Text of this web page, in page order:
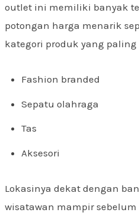
outlet ini memiliki banyak
potongan harga menarik
kategori produk yang
Fashion branded
Sepatu olahraga
Tas
Aksesori
Lokasinya dekat dengan
wisatawan mampir